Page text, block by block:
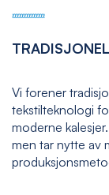
Vi forener
tekstilteknologi
moderne
men tar nytte av